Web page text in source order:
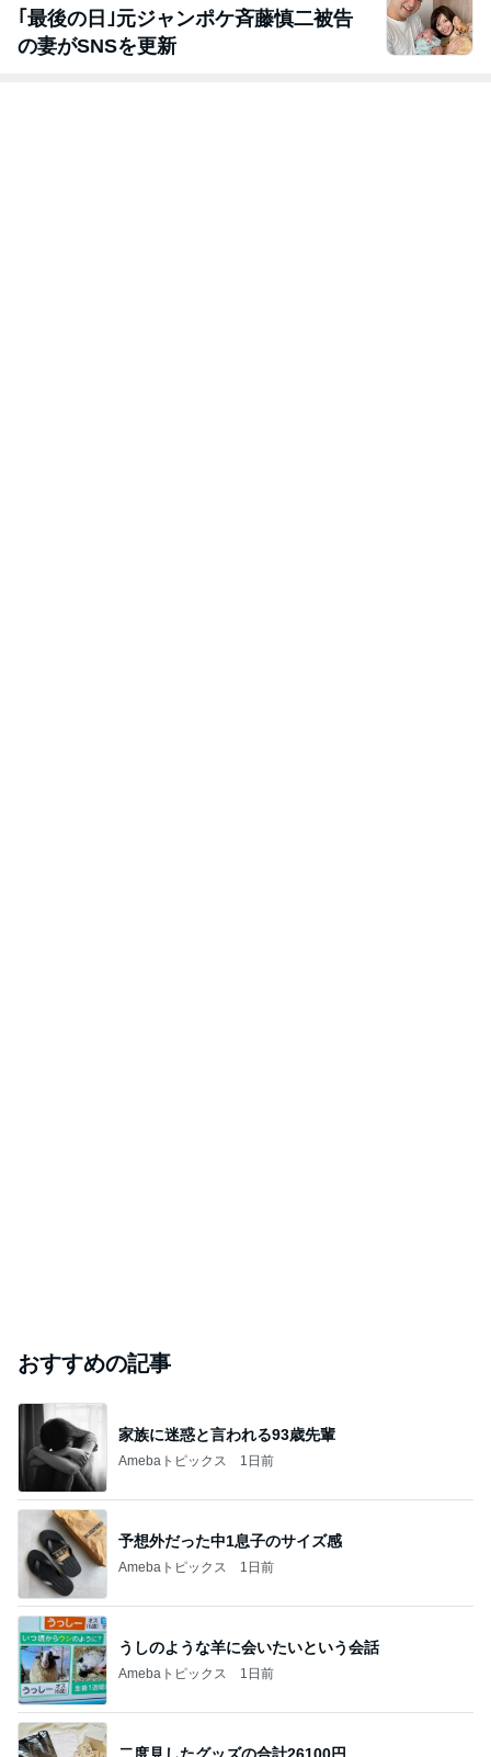
｢最後の日｣元ジャンポケ斉藤慎二被告
の妻がSNSを更新
おすすめの記事
家族に迷惑と言われる93歳先輩
Amebaトピックス 1日前
予想外だった中1息子のサイズ感
Amebaトピックス 1日前
うしのような羊に会いたいという会話
Amebaトピックス 1日前
二度見したグッズの合計26100円